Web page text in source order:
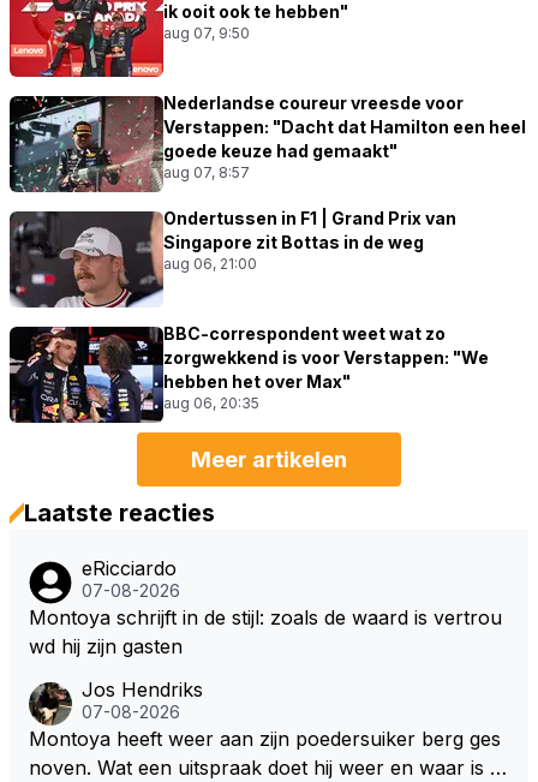
ik ooit ook te hebben"
aug 07, 9:50
Nederlandse coureur vreesde voor
Verstappen: "Dacht dat Hamilton een heel
goede keuze had gemaakt"
aug 07, 8:57
Ondertussen in F1 | Grand Prix van
Singapore zit Bottas in de weg
aug 06, 21:00
BBC-correspondent weet wat zo
zorgwekkend is voor Verstappen: "We
hebben het over Max"
aug 06, 20:35
Meer artikelen
Laatste reacties
eRicciardo
07-08-2026
Montoya schrijft in de stijl: zoals de waard is vertrou
wd hij zijn gasten
Jos Hendriks
07-08-2026
Montoya heeft weer aan zijn poedersuiker berg ges
noven. Wat een uitspraak doet hij weer en waar is h